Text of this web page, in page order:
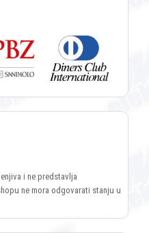
i ne predstavlja
ne mora odgovarati stanju u